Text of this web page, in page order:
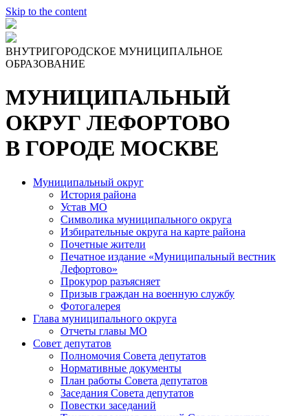
Skip to the content
ВНУТРИГОРОДСКОЕ МУНИЦИПАЛЬНОЕ
ОБРАЗОВАНИЕ
МУНИЦИПАЛЬНЫЙ
ОКРУГ ЛЕФОРТОВО
В ГОРОДЕ МОСКВЕ
Муниципальный округ
История района
Устав МО
Символика муниципального округа
Избирательные округа на карте района
Почетные жители
Печатное издание «Муниципальный вестник
Лефортово»
Прокурор разъясняет
Призыв граждан на военную службу
Фотогалерея
Глава муниципального округа
Отчеты главы МО
Совет депутатов
Полномочия Совета депутатов
Нормативные документы
План работы Совета депутатов
Заседания Cовета депутатов
Повестки заседаний